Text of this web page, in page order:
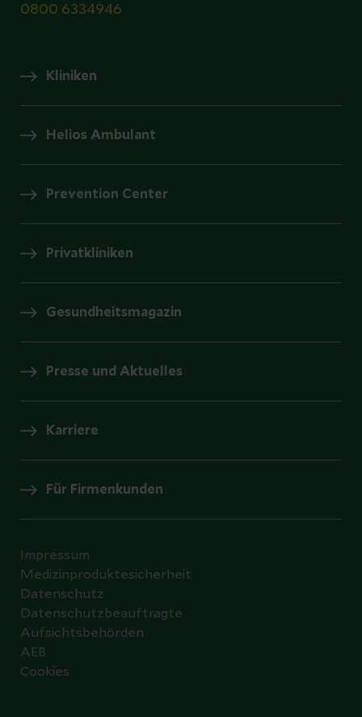
0800 6334946
Kliniken
Helios Ambulant
Prevention Center
Privatkliniken
Gesundheitsmagazin
Presse und Aktuelles
Karriere
Für Firmenkunden
Impressum
Medizinproduktesicherheit
Datenschutz
Datenschutzbeauftragte
Aufsichtsbehörden
AEB
Cookies